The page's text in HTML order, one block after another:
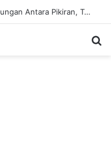
Kesehatan Mental: Menggali Hubungan Antara Pikiran, Tubuh, dan Emosi secara Mendalam